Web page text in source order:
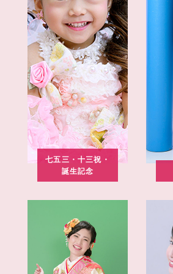
七五三・十三祝・
誕生記念